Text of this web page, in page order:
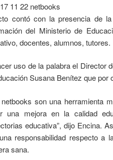
contó con la presencia de
del Ministerio de
docentes, alumnos, tutores.
uso de la palabra el Director
Susana Benítez que por
netbooks son una herramienta
una mejora en la calidad
educativa”, dijo Encina.
responsabilidad respecto a
sana.